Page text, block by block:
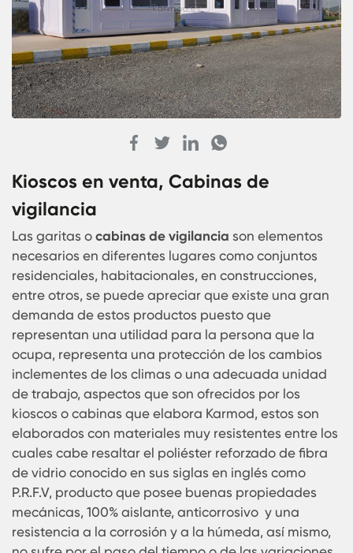
Kioscos en venta, Cabinas de
vigilancia
Las garitas ocabinas de vigilanciason
necesarios en diferentes lugares como conjuntos
residenciales, habitacionales, en construcciones,
entre otros, se puede apreciar que existe una
demanda de estos productos puesto que
representan una utilidad para la persona que la
ocupa, representa una protección de los
inclementes de los climas o una adecuada
de trabajo, aspectos que son ofrecidos por los
kioscos o cabinas que elabora Karmod, estos
elaborados con materiales muy resistentes
cuales cabe resaltar el poliéster reforzado de